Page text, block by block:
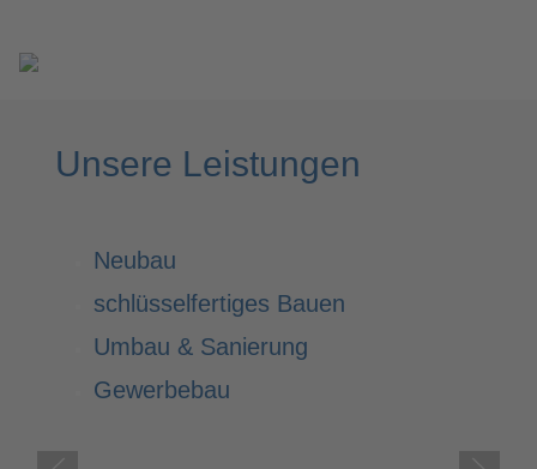
Unsere Leistungen
Neubau
schlüsselfertiges Bauen
Umbau & Sanierung
Gewerbebau